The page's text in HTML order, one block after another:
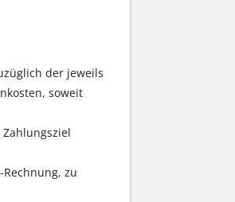
der jeweils
soweit
zu